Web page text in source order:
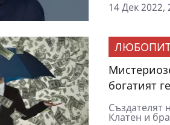
14 Дек 2022,
богатият
Създателят
Клатен и